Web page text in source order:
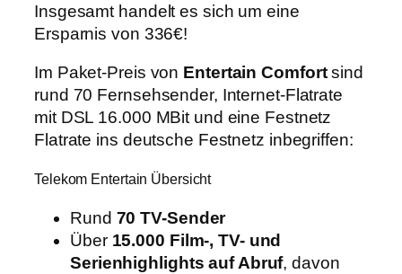
Insgesamt handelt es sich um eine
Ersparnis von 336€!
Im Paket-Preis von Entertain Comfortsind
rund 70 Fernsehsender, Internet-Flatrate
mit DSL 16.000 MBit und eine Festnetz
Flatrate ins deutsche Festnetz inbegriffen:
Telekom Entertain Übersicht
Rund 70 TV-Sender
Über 15.000 Film-, TV- und
Serienhighlights auf Abruf, davon